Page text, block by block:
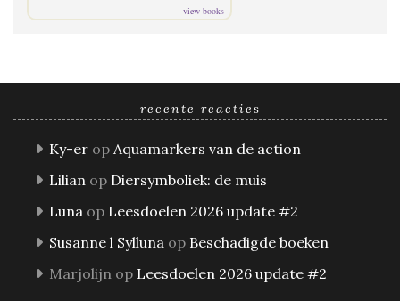
view books
recente reacties
Ky-er op Aquamarkers van de action
Lilian op Diersymboliek: de muis
Luna op Leesdoelen 2026 update #2
Susanne l Sylluna op Beschadigde boeken
Marjolijn op Leesdoelen 2026 update #2